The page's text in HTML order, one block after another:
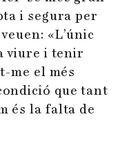
i segura per
«L’únic
viure i tenir
me el més
que tant
és la falta de